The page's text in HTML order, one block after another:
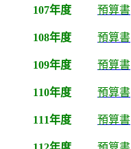
107年度
108年度
109年度
110年度
111年度
預算書
預算書
預算書
預算書
預算書